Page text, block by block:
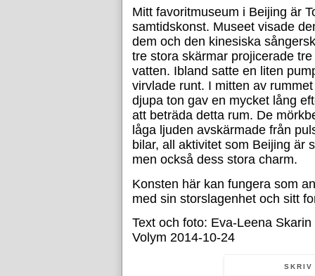
Mitt favoritmuseum i Beijing är
samtidskonst. Museet visade
dem och den kinesiska
tre stora skärmar projicerade
vatten. Ibland satte en liten
virvlade runt. I mitten av
djupa ton gav en mycket lång
att beträda detta rum. De
låga ljuden avskärmade från
bilar, all aktivitet som Beijing är
men också dess stora charm.
Konsten här kan fungera som
med sin storslagenhet och sitt
Text och foto: Eva-Leena Skarin
Volym 2014-10-24
SKRIV